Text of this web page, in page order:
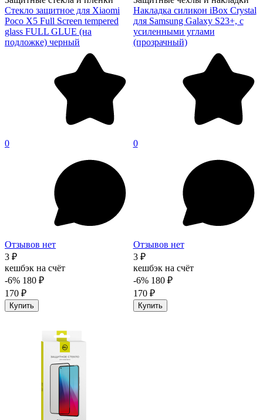
Стекло защитное для Xiaomi
Poco X5 Full Screen tempered
glass FULL GLUE (на
подложке) черный
0
Отзывов нет
3 ₽
кешбэк на счёт
-6% 180 ₽
170 ₽
Купить
Накладка силикон iBox Crystal
для Samsung Galaxy S23+, с
усиленными углами
(прозрачный)
0
Отзывов нет
3 ₽
кешбэк на счёт
-6% 180 ₽
170 ₽
Купить